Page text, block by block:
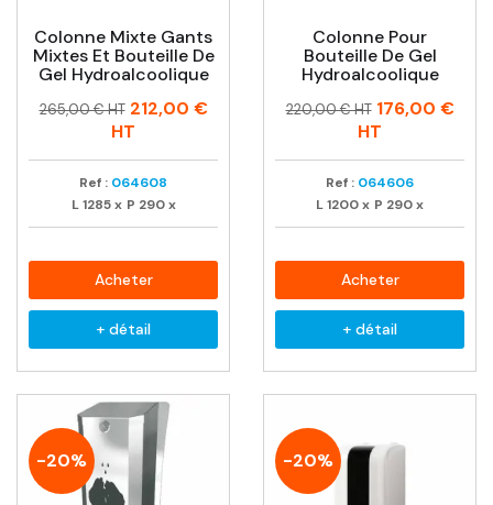
Colonne Mixte Gants
Mixtes Et Bouteille De
Gel Hydroalcoolique
Prix
Prix
265,00 € HT 212,00 €
HT
Ref : 064608
L 1285 x P 290 x
Acheter
+ détail
Colonne Pour
Bouteille De Gel
Hydroalcoolique
Prix
Prix
220,00 € HT 176,00 €
HT
Ref : 064606
L1200x P 290x
Acheter
+ détail
-20% -20%